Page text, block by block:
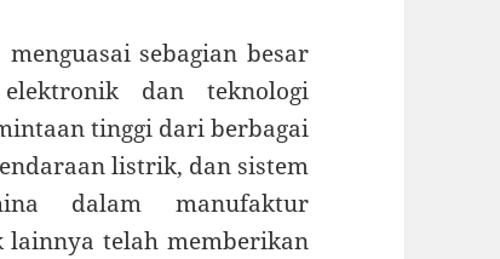
sebagian besar
dan teknologi
tinggi dari berbagai
listrik, dan sistem
dalam manufaktur
telah memberikan